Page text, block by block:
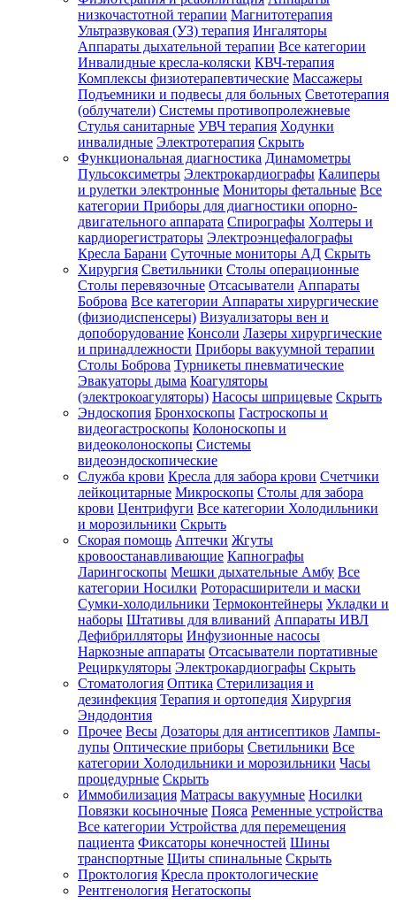
низкочастотной терапии Магнитотерапия
Ультразвуковая (УЗ) терапия Ингаляторы
Аппараты дыхательной терапии Все категории
Инвалидные кресла-коляски КВЧ-терапия
Комплексы физиотерапевтические Массажеры
Подъемники и подвесы для больных Светотерапия
(облучатели) Системы противопролежневые
Стулья санитарные УВЧ терапия Ходунки
инвалидные Электротерапия Скрыть
Функциональная диагностика Динамометры
Пульсоксиметры Электрокардиографы Калиперы
и рулетки электронные Мониторы фетальные Все
категории Приборы для диагностики опорно-
двигательного аппарата Спирографы Холтеры и
кардиорегистраторы Электроэнцефалографы
Кресла Барани Суточные мониторы АД Скрыть
Хирургия Светильники Столы операционные
Столы перевязочные Отсасыватели Аппараты
Боброва Все категории Аппараты хирургические
(физиодиспенсеры) Визуализаторы вен и
допоборудование Консоли Лазеры хирургические
и принадлежности Приборы вакуумной терапии
Столы Боброва Турникеты пневматические
Эвакуаторы дыма Коагуляторы
(электрокоагуляторы) Насосы шприцевые Скрыть
Эндоскопия Бронхоскопы Гастроскопы и
видеогастроскопы Колоноскопы и
видеоколоноскопы Системы
видеоэндоскопические
Служба крови Кресла для забора крови Счетчики
лейкоцитарные Микроскопы Столы для забора
крови Центрифуги Все категории Холодильники
и морозильники Скрыть
Скорая помощь Аптечки Жгуты
кровоостанавливающие Капнографы
Ларингоскопы Мешки дыхательные Амбу Все
категории Носилки Роторасширители и маски
Сумки-холодильники Термоконтейнеры Укладки и
наборы Штативы для вливаний Аппараты ИВЛ
Дефибрилляторы Инфузионные насосы
Наркозные аппараты Отсасыватели портативные
Рециркуляторы Электрокардиографы Скрыть
Стоматология Оптика Стерилизация и
дезинфекция Терапия и ортопедия Хирургия
Эндодонтия
Прочее Весы Дозаторы для антисептиков Лампы-
лупы Оптические приборы Светильники Все
категории Холодильники и морозильники Часы
процедурные Скрыть
Иммобилизация Матрасы вакуумные Носилки
Повязки косыночные Пояса Ременные устройства
Все категории Устройства для перемещения
пациента Фиксаторы конечностей Шины
транспортные Щиты спинальные Скрыть
Проктология Кресла проктологические
Рентгенология Негатоскопы